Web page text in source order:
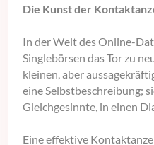
Die Kunst der
In der Welt des Online-
Singlebörsen das Tor zu
kleinen, aber
eine Selbstbeschreibung;
Gleichgesinnte, in einen
Eine effektive